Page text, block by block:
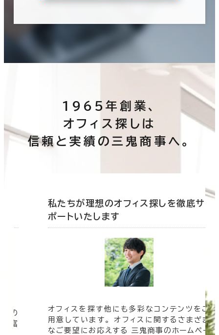
1965年創業、
オフィス探しは
信頼と実績の三鬼商事へ。
の
豊富
私たちが理想のオフィス探しを徹底サ
ポートいたします
オフィスを探す他にも多彩なコンテンツをご
用意しています。 オフィスに関するさまざま
なご要望にお応えする 三鬼商事のホームペー